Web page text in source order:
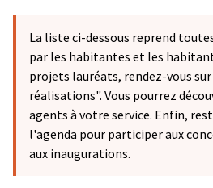
La liste ci-dessous reprend
par les habitantes et les
projets lauréats, rendez-vous
réalisations". Vous pourrez
agents à votre service. Enfin,
l'agenda pour participer aux
aux inaugurations.